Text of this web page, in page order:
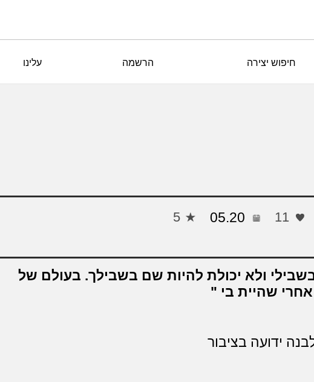
חיפוש יצירה הרשמה עלינו
11
05.20
5
ולא יכולת להיות שם בשבילך. בעולם של
אחרי שהיית בי
ידועה בציבור